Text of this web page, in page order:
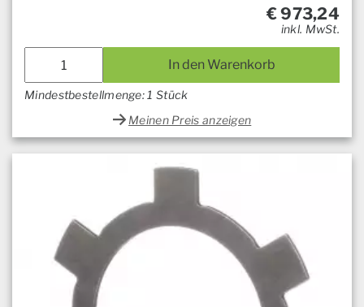
€973,24
inkl. MwSt.
In den Warenkorb
Mindestbestellmenge: 1 Stück
Meinen Preis anzeigen